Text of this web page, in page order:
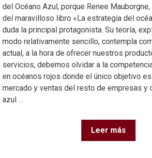
del Océano Azul, porque Renee
del maravilloso libro «La estrategia del
duda la principal protagonista. Su teoría,
modo relativamente sencillo, contempla
actual, a la hora de ofrecer nuestros
servicios, debemos olvidar a la
en océanos rojos donde el único objetivo
mercado y ventas del resto de empresas y
azul …
Leer más